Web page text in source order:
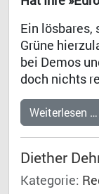
Ein lösbares,
Grüne
bei Demos
doch nichts
Weiterlesen …
Diether
Kategorie: